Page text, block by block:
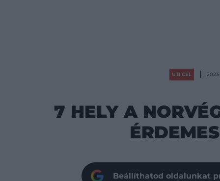
ÚTI CÉL
7 HELY A
Beállíthatod oldalunkat